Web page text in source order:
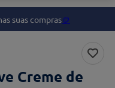
suas compras🪙
Creme de